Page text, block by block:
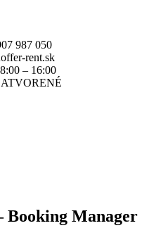
987 050
rent.sk
– 16:00
Booking Manager